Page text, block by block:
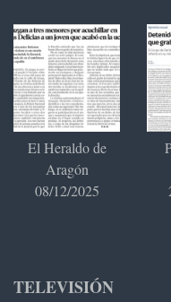
El Heraldo de
Aragón
08/12/2025
TELEVISIÓN